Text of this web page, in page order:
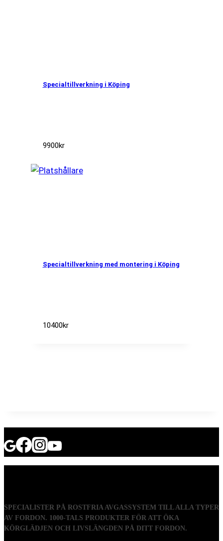
Specialtillverkning i Köping
9900kr
Specialtillverkning med montering i Köping
10400kr
SPECIALISTER PÅ ROSTFRIA AVGASSYSTEM TILL ALLA TYPER
AV FORDON. 1000-TALS PRODUKTER FÖR ATT ÖKA
KÖRGLÄDJEN OCH LIVSLÄNGDEN PÅ DITT FORDON.